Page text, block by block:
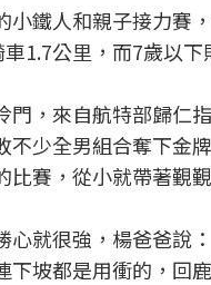
小鐵人和親子接力賽
1.7公里，而7歲以
門，來自航特部歸仁
不少全男組合奪下金
比賽，從小就帶著覲
心就很強，楊爸爸說
下坡都是用衝的，回